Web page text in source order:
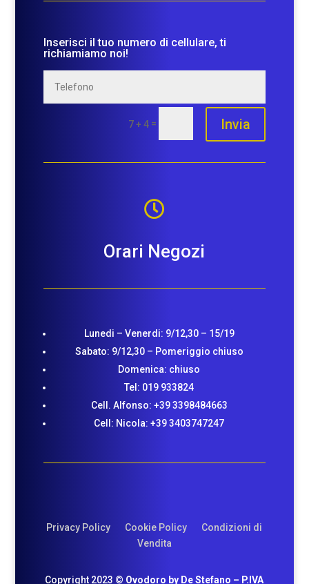
Inserisci il tuo numero di cellulare, ti
richiamiamo noi!
7 + 4 = Invia

Orari Negozi
Lunedi – Venerdi: 9/12,30 – 15/19
Sabato: 9/12,30 – Pomeriggio chiuso
Domenica: chiuso
Tel: 019 933824
Cell. Alfonso: +393398484663
Cell: Nicola:+39 3403747247
Privacy Policy Cookie Policy
Condizioni di
Vendita
Copyright 2023 © Ovodoro by De Stefano – P.IVA